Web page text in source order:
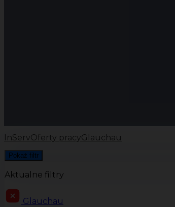
InServOferty pracyGlauchau
Pokaż filtr
Aktualne filtry
Glauchau